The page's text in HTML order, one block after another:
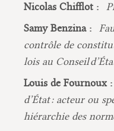
Nicolas Chifflot :
Samy Benzina :
contrôle de
lois au Conseil
Louis de Fournoux :
d’État : acteur ou
hiérarchie des